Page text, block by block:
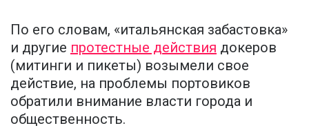
По его словам, «итальянская забастовка»
и другие протестные действия докеров
(митинги и пикеты) возымели свое
действие, на проблемы портовиков
обратили внимание власти города и
общественность.